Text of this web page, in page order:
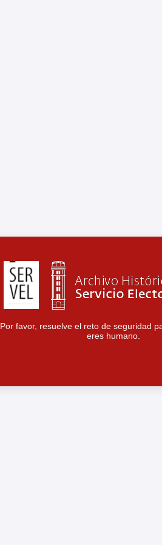
Por favor, resuelve el reto de seguridad
eres humano.